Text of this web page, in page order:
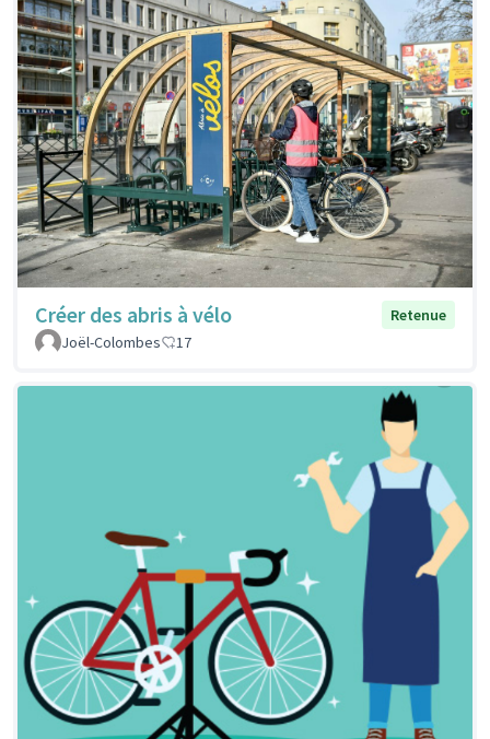
Créer des abris à vélo
Retenue
Joël-Colombes
17